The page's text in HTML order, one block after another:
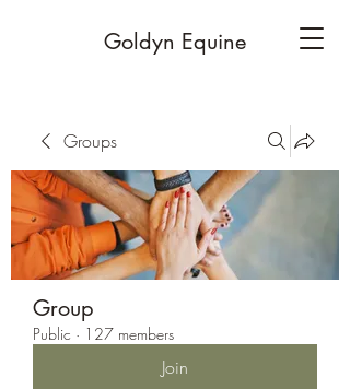
Goldyn Equine
Groups
Group
Public · 127 members
Join